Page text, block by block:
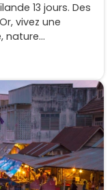
13 jours. Des
vivez une
nature...